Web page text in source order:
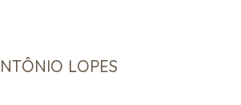
LOPES